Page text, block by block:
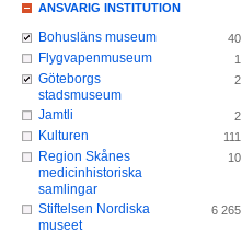
ANSVARIG INSTITUTION
Bohusläns museum 40
Flygvapenmuseum 1
Göteborgs
stadsmuseum
2
Jamtli 2
Kulturen 111
Region Skånes
medicinhistoriska
samlingar
10
Stiftelsen Nordiska
museet
6 265